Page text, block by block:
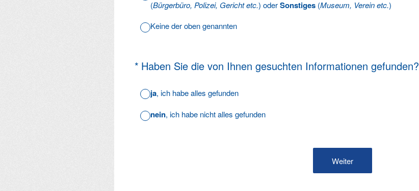
(Bürgerbüro, Polizei, Gericht etc.) oderSonstiges (Museum, Verein etc.)
Keine der oben genannten
* Haben Sie die von Ihnen gesuchten Informationen gefunden?
(Erforderlich.)
ja, ich habe alles gefunden
nein, ich habe nicht alles gefunden
Weiter